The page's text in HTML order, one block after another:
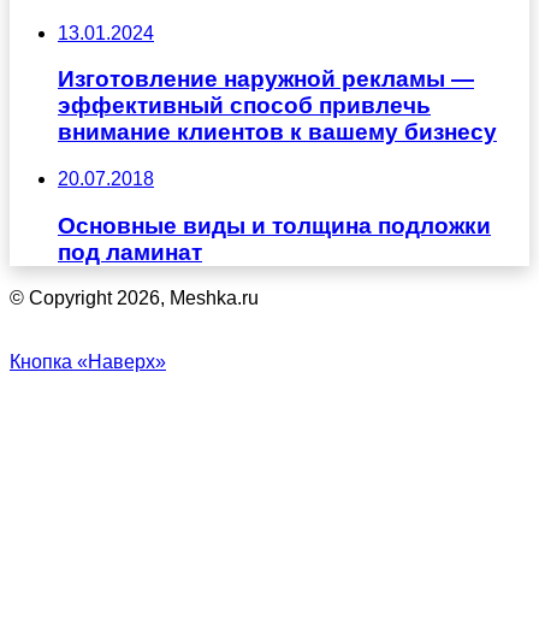
13.01.2024
Изготовление наружной рекламы —
эффективный способ привлечь
внимание клиентов к вашему бизнесу
20.07.2018
Основные виды и толщина подложки
под ламинат
© Copyright 2026, Meshka.ru
Кнопка «Наверх»